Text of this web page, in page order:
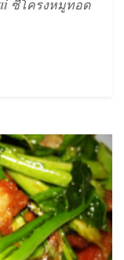
ซี่โครงหมูทอด